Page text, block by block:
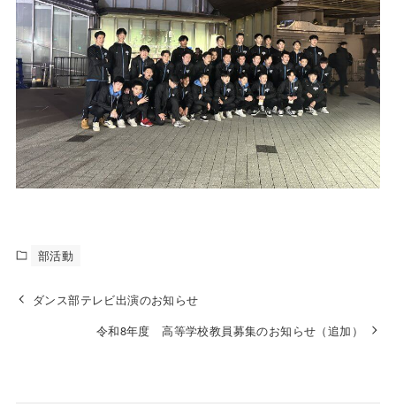
部活動
ダンス部テレビ出演のお知らせ
令和8年度 高等学校教員募集のお知らせ（追加）